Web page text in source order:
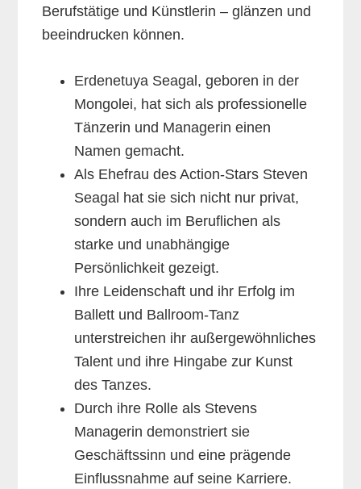
Berufstätige und Künstlerin – glänzen und
beeindrucken können.
Erdenetuya Seagal, geboren in der
Mongolei, hat sich als professionelle
Tänzerin und Managerin einen
Namen gemacht.
Als Ehefrau des Action-Stars Steven
Seagal hat sie sich nicht nur privat,
sondern auch im Beruflichen als
starke und unabhängige
Persönlichkeit gezeigt.
Ihre Leidenschaft und ihr Erfolg im
Ballett und Ballroom-Tanz
unterstreichen ihr außergewöhnliches
Talent und ihre Hingabe zur Kunst
des Tanzes.
Durch ihre Rolle als Stevens
Managerin demonstriert sie
Geschäftssinn und eine prägende
Einflussnahme auf seine Karriere.